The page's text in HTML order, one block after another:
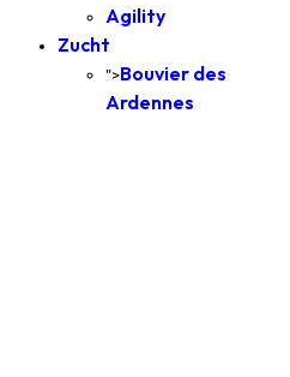
Agility
Zucht
">Bouvier des
Ardennes